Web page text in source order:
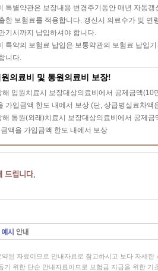
특별약관은 보장내용 변경주기동안 매년 자동
한 보험료를 적용합니다. 갱신시 의료수가 및 연
기시까지 납입하셔야 합니다.
특약의 보험료 납입은 보통약관의 보험료 납입
니다.
의료비 및 통원의료비 보장!
해 입원치료시 보장대상의료비에서 공제금액
가입금액 한도 내에서 보상 (단, 상급병실료차액
해 통원(외래)치료시 보장대상의료비에서 공제
액을 가입금액 한도 내에서 보상
된 자료이므로 안내자료로 참고하시고 보다 자세
기 위한 단순 안내자료이므로 보험금 지급을 위한 기